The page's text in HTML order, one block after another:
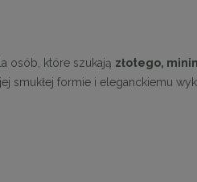
osób, które szukają złotego,
smukłej formie i eleganckiemu